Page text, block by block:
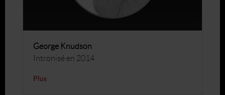
George Knudson
Intronisé en 2014
Plus